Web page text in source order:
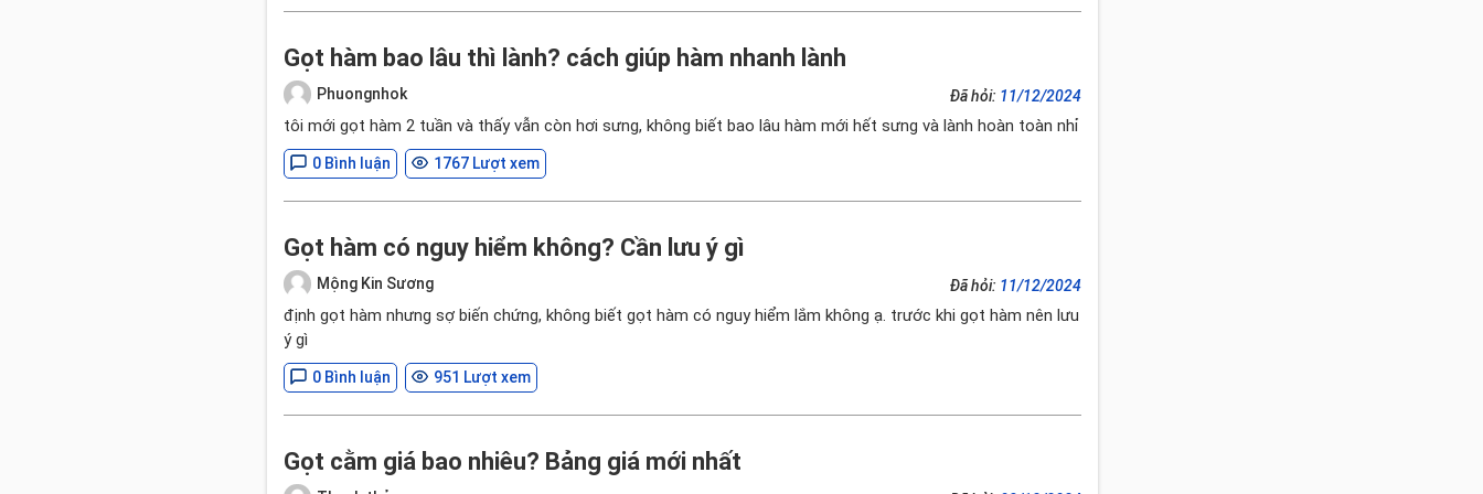
Gọt hàm bao lâu thì lành? cách giúp hàm nhanh lành
Phuongnhok Đã hỏi: 11/12/2024
tôi mới gọt hàm 2 tuần và thấy vẫn còn hơi sưng, không biết bao lâu hàm mới hết sưng và lành hoàn toàn nhỉ
0 Bình luận 1767 Lượt xem
Gọt hàm có nguy hiểm không? Cần lưu ý gì
Mộng Kin Sương Đã hỏi: 11/12/2024
định gọt hàm nhưng sợ biến chứng, không biết gọt hàm có nguy hiểm lắm không ạ. trước khi gọt hàm nên lưu
ý gì
0 Bình luận 951 Lượt xem
Gọt cằm giá bao nhiêu? Bảng giá mới nhất